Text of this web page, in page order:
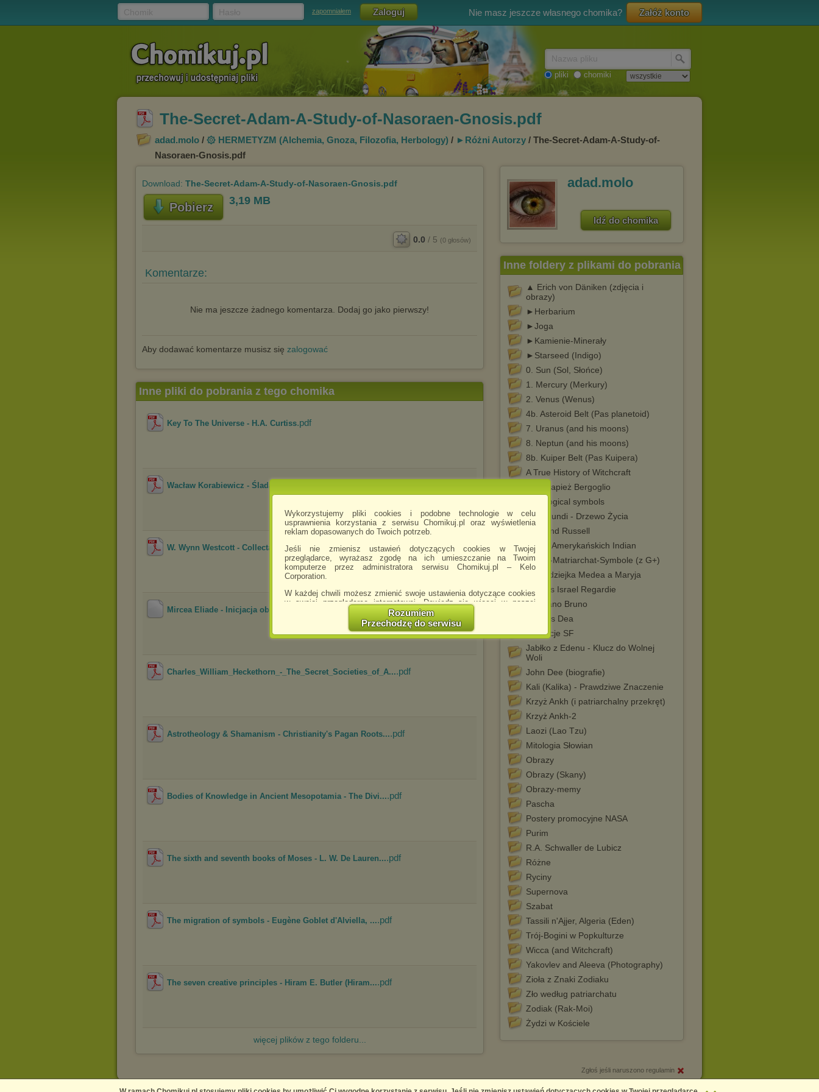
Wykorzystujemy pliki cookies i podobne technologie w celu
usprawnienia korzystania z serwisu Chomikuj.pl oraz wyświetlenia
reklam dopasowanych do Twoich potrzeb.
Jeśli nie zmienisz ustawień dotyczących cookies w Twojej
przeglądarce, wyrażasz zgodę na ich umieszczanie na Twoim
komputerze przez administratora serwisu Chomikuj.pl – Kelo
Corporation.
W każdej chwili możesz zmienić swoje ustawienia dotyczące cookies
w swojej przeglądarce internetowej. Dowiedz się więcej w naszej
http://chomikuj.pl/PolitykaPrywatnosci.aspx
Jednocześnie informujemy że zmiana ustawień przeglądarki może
spowodować ograniczenie korzystania ze strony Chomikuj.pl.
W przypadku braku twojej zgody na akceptację cookies niestety
Zaufanych Partnerów
(dostosowanie reklam do Twoich potrzeb, analiza skuteczności działań
Wyrażenie sprzeciwu spowoduje, że wyświetlana Ci reklama nie
będzie dopasowana do Twoich preferencji, a będzie to reklama
wyświetlona przypadkowo.
Istnieje możliwość zmiany ustawień przeglądarki internetowej w
sposób uniemożliwiający przechowywanie plików cookies na
urządzeniu końcowym. Można również usunąć pliki cookies,
dokonując odpowiednich zmian w ustawieniach przeglądarki
Pełną informację na ten temat znajdziesz pod adresem
Rozumiem
Przechodzę do serwisu
zapomniałem Nie masz jeszcze własnego chomika? Załóż konto
pliki chomiki
The-Secret-Adam-A-Study-of-Nasoraen-Gnosis.pdf
adad.molo / ۞ HERMETYZM (Alchemia, Gnoza, Filozofia, Herbology) / ►Różni Autorzy / The-Secret-Adam-A-Study-of-
Nasoraen-Gnosis.pdf
Download: The-Secret-Adam-A-Study-of-Nasoraen-Gnosis.pdf
Pobierz 3,19 MB
0.0 / 5 (0 głosów)
Komentarze:
Nie ma jeszcze żadnego komentarza. Dodaj go jako pierwszy!
Aby dodawać komentarze musisz się zalogować
adad.molo
Idź do chomika
Inne foldery z plikami do pobrania
▲ Erich von Däniken (zdjęcia i
obrazy)
►Herbarium
►Joga
►Kamienie-Minerały
►Starseed (Indigo)
0. Sun (Sol, Słońce)
1. Mercury (Merkury)
2. Venus (Wenus)
4b. Asteroid Belt (Pas planetoid)
7. Uranus (and his moons)
8. Neptun (and his moons)
8b. Kuiper Belt (Pas Kuipera)
A True History of Witchcraft
Anty-papież Bergoglio
Astrological symbols
Axis Mundi - Drzewo Życia
Bertrand Russell
Bogini Amerykańskich Indian
Bogini-Matriarchat-Symbole (z G+)
Czarodziejka Medea a Maryja
Francis Israel Regardie
Giordano Bruno
Heresis Dea
Ilustracje SF
Jabłko z Edenu - Klucz do Wolnej
Woli
John Dee (biografie)
Kali (Kalika) - Prawdziwe Znaczenie
Krzyż Ankh (i patriarchalny przekręt)
Krzyż Ankh-2
Laozi (Lao Tzu)
Mitologia Słowian
Obrazy
Obrazy (Skany)
Obrazy-memy
Pascha
Postery promocyjne NASA
Purim
R.A. Schwaller de Lubicz
Różne
Ryciny
Supernova
Szabat
Tassili n'Ajjer, Algeria (Eden)
Trój-Bogini w Popkulturze
Wicca (and Witchcraft)
Yakovlev and Aleeva (Photography)
Zioła z Znaki Zodiaku
Zło według patriarchatu
Zodiak (Rak-Moi)
Żydzi w Kościele
Inne pliki do pobrania z tego chomika
Key To The Universe - H.A. Curtiss.pdf
Wacław Korabiewicz - Śladami amuletu (1974)
W. Wynn Westcott - Collectanea Hermetica .pdf
Mircea Eliade - Inicjacja obrzędy stowarzyszenia tajem... .djvu
Charles_William_Heckethorn_-_The_Secret_Societies_of_A....pdf
Astrotheology & Shamanism - Christianity's Pagan Roots....pdf
Bodies of Knowledge in Ancient Mesopotamia - The Divi....pdf
The sixth and seventh books of Moses - L. W. De Lauren....pdf
The migration of symbols - Eugène Goblet d'Alviella, ....pdf
The seven creative principles - Hiram E. Butler (Hiram....pdf
więcej plików z tego folderu...
Zgłoś jeśli naruszono regulamin
Copyright © 2026Chomikuj.pl